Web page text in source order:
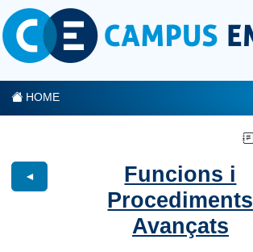
HOME
◄
Funcions i
Procediments
Avançats